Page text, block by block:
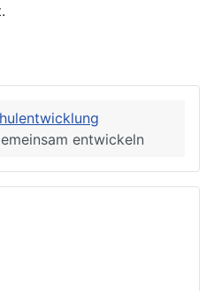
entwickeln